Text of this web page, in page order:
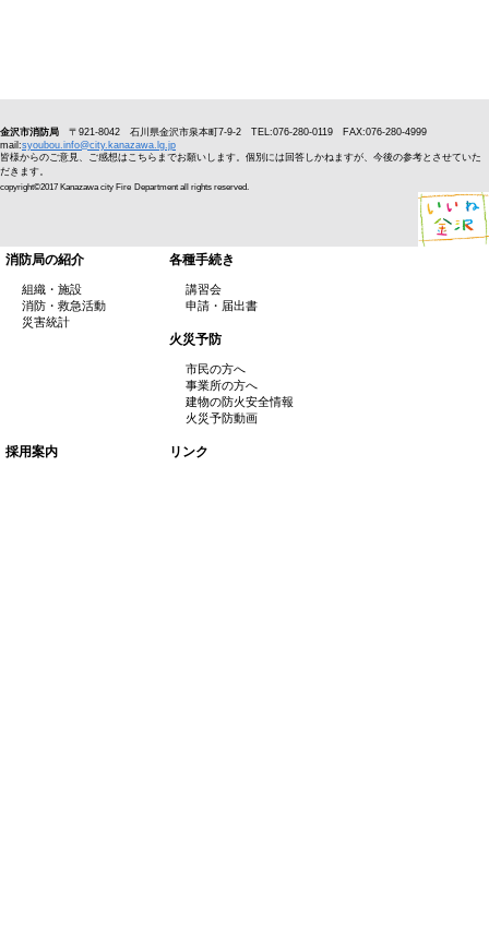
金沢市消防局 〒921-8042 石川県金沢市泉本町7-9-2 TEL:076-280-0119 FAX:076-280-4999
mail:syoubou.info@city.kanazawa.lg.jp
皆様からのご意見、ご感想はこちらまでお願いします。個別には回答しかねますが、今後の参考とさせていた
だきます。
copyright©2017 Kanazawa city Fire Department all rights reserved.
消防局の紹介
組織・施設
消防・救急活動
災害統計
各種手続き
講習会
申請・届出書
火災予防
市民の方へ
事業所の方へ
建物の防火安全情報
火災予防動画
採用案内 リンク